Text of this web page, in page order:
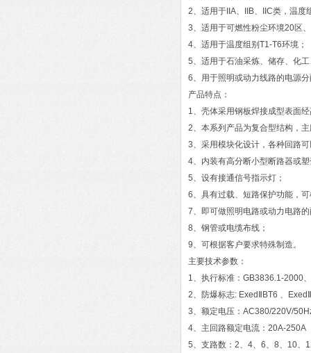
2、适用于IIA、IIB、IIC类，温度
3、适用于可燃性粉尘环境20区
4、适用于温度组别T1-T6环境；
5、适用于石油采炼、储存、化
6、用于照明或动力线路的电源
产品特点：
1、壳体采用钢板焊接成型表面
2、本系列产品为复合型结构，
3、采用模块化设计，各种回路
4、内装有高分断小型断路器或
5、设有接通信号指示灯；
6、具有过载、短路保护功能，
7、即可做照明电路或动力电路
8、钢管或电缆布线；
9、可根据客户要求特殊制造。
主要技术参数：
1、执行标准：GB3836.1-2000
2、防爆标志: ExedⅡBT6 、
3、额定电压：AC380/220V/
4、主回路额定电流：20A-250A
5、支路数：2、4、6、8、10、